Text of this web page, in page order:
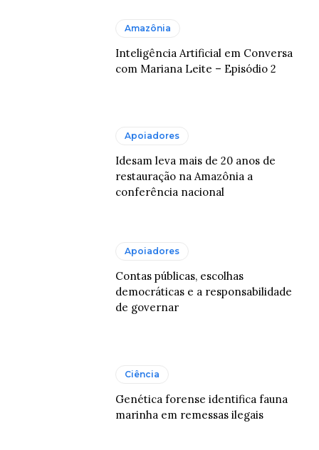
Amazônia
Inteligência Artificial em Conversa
com Mariana Leite – Episódio 2
Apoiadores
Idesam leva mais de 20 anos de
restauração na Amazônia a
conferência nacional
Apoiadores
Contas públicas, escolhas
democráticas e a responsabilidade
de governar
Ciência
Genética forense identifica fauna
marinha em remessas ilegais